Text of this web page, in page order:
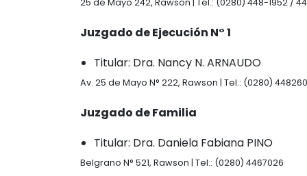
Juzgado de Ejecución N° 1
Titular: Dra. Nancy N. ARNAUDO
Av. 25 de Mayo N° 222, Rawson | Tel.: (0280)
Juzgado de Familia
Titular: Dra. Daniela Fabiana PINO
Belgrano N° 521, Rawson | Tel.: (0280) 4467026